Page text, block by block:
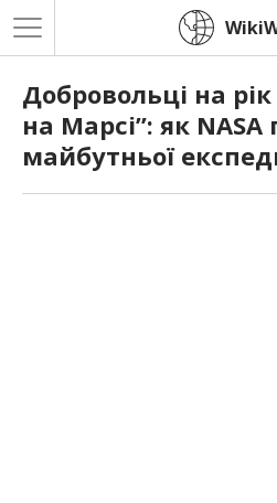
Добровольці на
на Марсі”: як
майбутньої